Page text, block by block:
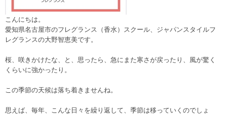
こんにちは。
愛知県名古屋市のフレグランス（香水）スクール、ジャパンスタイルフ
レグランスの大野智恵美です。
桜、咲きかけたな、と、思ったら、急にまた寒さが戻ったり、風が驚く
くらいに強かったり。
この季節の天候は落ち着きませんね。
思えば、毎年、こんな日々を繰り返して、季節は移っていくのでしょ